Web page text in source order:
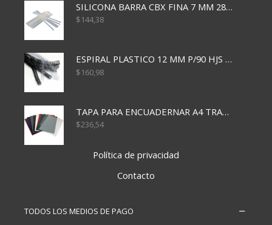
SILICONA BARRA CBX FINA 7 MM 28 CM
$144,38
ESPIRAL PLASTICO 12 MM P/90 HJS X50X1500
$160,98
TAPA PARA ENCUADERNAR A4 TRANSP x50x500
$236,54
Política de privacidad
Contacto
TODOS LOS MEDIOS DE PAGO